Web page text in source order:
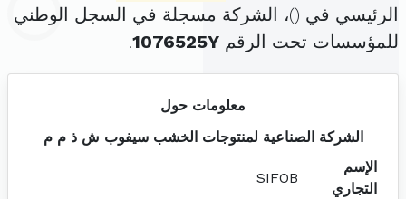
الرئيسي في ()، الشركة مسجلة في السجل الوطني
للمؤسسات تحت الرقم 1076525Y
.
معلومات حول
الشركة الصناعية لمنتوجات الخشب سيفوب ش ذ م م
الإسم
التجاري
SIFOB